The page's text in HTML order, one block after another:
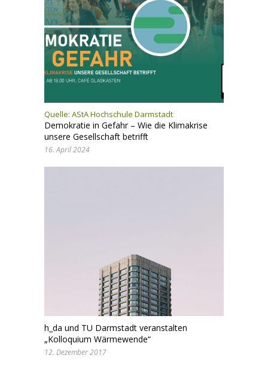
Quelle: AStA Hochschule Darmstadt
Demokratie in Gefahr – Wie die Klimakrise
unsere Gesellschaft betrifft
16. April 2024
h_da und TU Darmstadt veranstalten
„Kolloquium Wärmewende“
12. Dezember 2017